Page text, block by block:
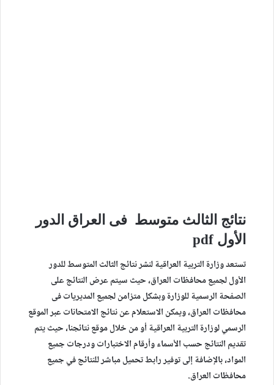
نتائج الثالث متوسط فى العراق الدور
الأول pdf
تستعد وزارة التربية العراقية لنشرنتائج الثالث المتوسط للدور
الأوللجميع محافظات العراق، حيث سيتم عرض النتائج على
الصفحة الرسمية للوزارة وبشكل متزامن لجميع المديريات فى
محافظات العراق، ويمكن الاستعلام عن نتائج الامتحانات عبر الموقع
الرسمي لوزارة التربية العراقية أو من خلال موقع نتائجنا، حيث يتم
تقديم النتائج حسب الأسماء وأرقام الاختبارات ودرجات جميع
المواد، بالإضافة إلى توفير رابط تحميل مباشر للنتائج في جميع
محافظات العراق.